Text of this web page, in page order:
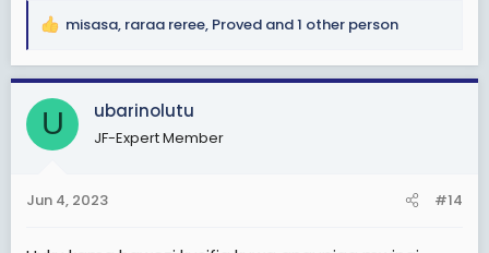
R
a
c
i
s
misasa, raraa reree, Proved and 1 other person
U ubarinolutu
JF-Expert Member
Jun 4, 2023 #14